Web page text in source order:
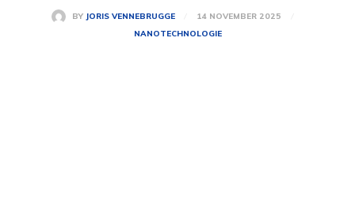
BY JORIS VENNEBRUGGE
14 NOVEMBER 2025
NANOTECHNOLOGIE